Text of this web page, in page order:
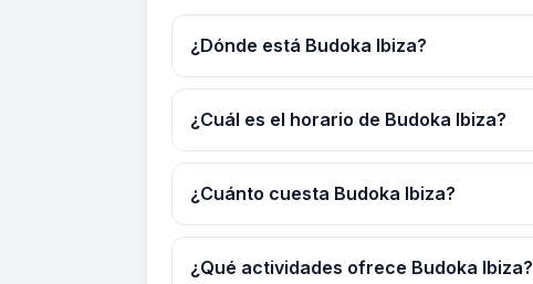
¿Dónde está Budoka Ibiza?
¿Cuál es el horario de Budoka Ibiza?
¿Cuánto cuesta Budoka Ibiza?
¿Qué actividades ofrece Budoka Ibiza?